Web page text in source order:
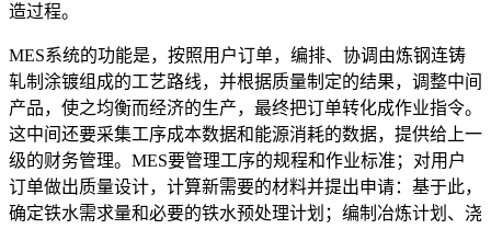
造过程。
MES系统的功能是，按照用户订单，编排、协调由炼钢连铸
轧制涂镀组成的工艺路线，并根据质量制定的结果，调整中间
产品，使之均衡而经济的生产，最终把订单转化成作业指令。
这中间还要采集工序成本数据和能源消耗的数据，提供给上一
级的财务管理。MES要管理工序的规程和作业标准；对用户
订单做出质量设计，计算新需要的材料并提出申请：基于此，
确定铁水需求量和必要的铁水预处理计划；编制冶炼计划、浇